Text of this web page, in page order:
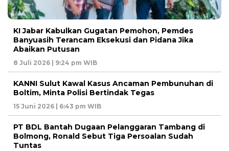
KI Jabar Kabulkan Gugatan Pemohon, Pemdes
Banyuasih Terancam Eksekusi dan Pidana Jika
Abaikan Putusan
8 Juli 2026 | 9:24 pm WIB
KANNI Sulut Kawal Kasus Ancaman Pembunuhan di
Boltim, Minta Polisi Bertindak Tegas
15 Juni 2026 | 6:43 pm WIB
PT BDL Bantah Dugaan Pelanggaran Tambang di
Bolmong, Ronald Sebut Tiga Persoalan Sudah
Tuntas